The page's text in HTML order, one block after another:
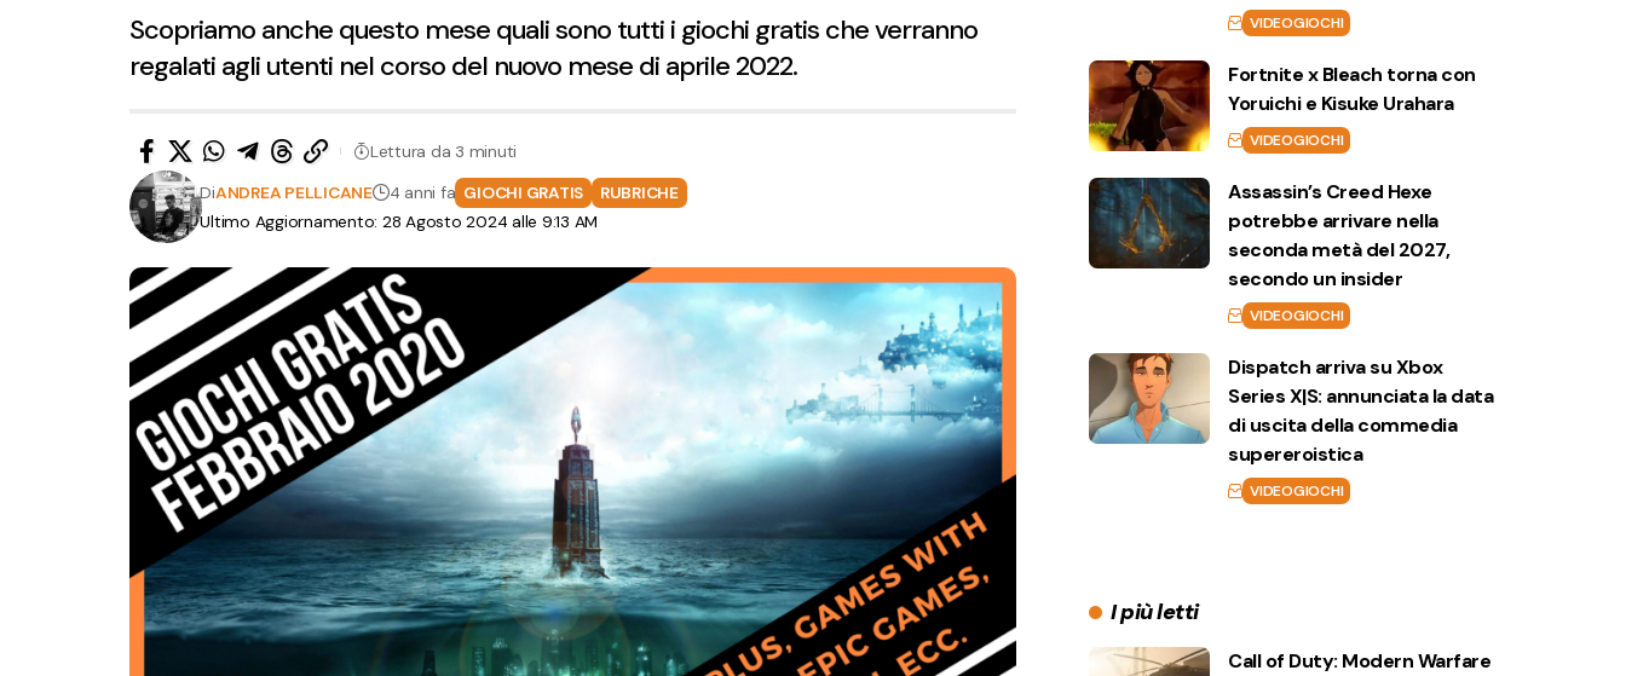
Scopriamo anche questo mese quali sono tutti i giochi gratis che verranno
regalati agli utenti nel corso del nuovo mese di aprile 2022.
Ultimo Aggiornamento: 28 Agosto 2024 alle 9:13 AM
DiANDREA PELLICANE 4 anni fa GIOCHI GRATIS RUBRICHE
Lettura da 3 minuti
VIDEOGIOCHI
Fortnite x Bleach torna con
Yoruichi e Kisuke Urahara
VIDEOGIOCHI
Assassin’s Creed Hexe
potrebbe arrivare nella
seconda metà del 2027,
secondo un insider
VIDEOGIOCHI
Dispatch arriva su Xbox
Series X|S: annunciata la data
di uscita della commedia
supereroistica
VIDEOGIOCHI
I più letti
Call of Duty: Modern Warfare